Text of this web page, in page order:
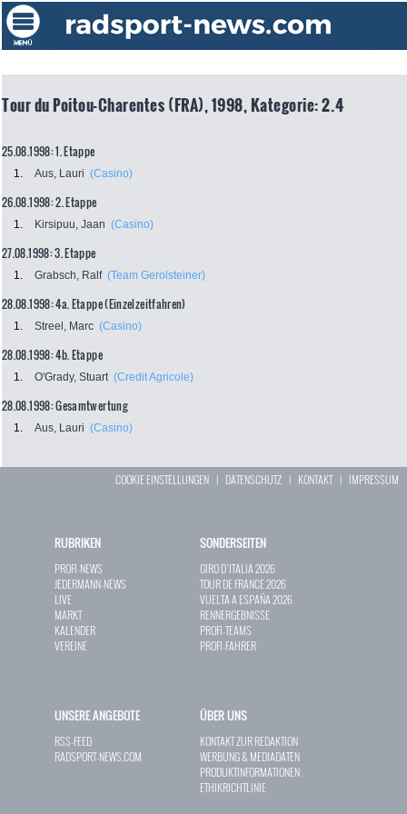
Tour du Poitou-Charentes (FRA), 1998, Kategorie: 2.4
25.08.1998: 1. Etappe
1. Aus, Lauri (Casino)
26.08.1998: 2. Etappe
1. Kirsipuu, Jaan (Casino)
27.08.1998: 3. Etappe
1. Grabsch, Ralf (Team Gerolsteiner)
28.08.1998: 4a. Etappe (Einzelzeitfahren)
1. Streel, Marc (Casino)
28.08.1998: 4b. Etappe
1. O'Grady, Stuart (Credit Agricole)
28.08.1998: Gesamtwertung
1. Aus, Lauri (Casino)
COOKIE EINSTELLUNGEN | DATENSCHUTZ | KONTAKT| IMPRESSUM
RUBRIKEN
PROFI-NEWS
JEDERMANN-NEWS
LIVE
MARKT
KALENDER
VEREINE
SONDERSEITEN
GIRO D`ITALIA 2026
TOUR DE FRANCE 2026
VUELTA A ESPAÑA 2026
RENNERGEBNISSE
PROFI-TEAMS
PROFI-FAHRER
UNSERE ANGEBOTE
RSS-FEED
RADSPORT-NEWS.COM
ÜBER UNS
KONTAKT ZUR REDAKTION
WERBUNG & MEDIADATEN
PRODUKTINFORMATIONEN
ETHIKRICHTLINIE